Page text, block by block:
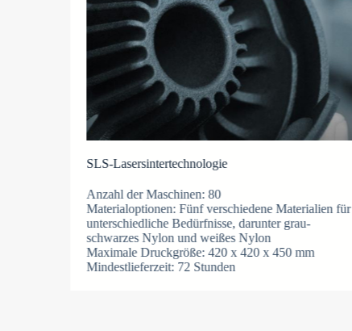
SLS-Lasersintertechnologie
Anzahl der Maschinen: 80
Materialoptionen: Fünf verschiedene Materialien für
unterschiedliche Bedürfnisse, darunter grau-
schwarzes Nylon und weißes Nylon
Maximale Druckgröße: 420 x 420 x 450 mm
Mindestlieferzeit: 72 Stunden